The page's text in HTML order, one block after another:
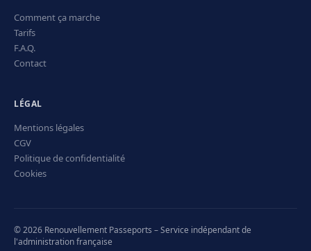
Comment ça marche
Tarifs
F.A.Q.
Contact
LÉGAL
Mentions légales
CGV
Politique de confidentialité
Cookies
© 2026 Renouvellement Passeports – Service indépendant de
l'administration française